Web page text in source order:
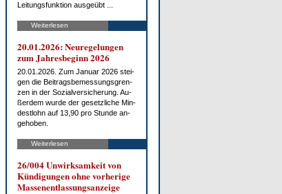
Lei­tungs­funk­ti­on aus­ge­übt ...
Weiterlesen
20.01.2026: Neu­re­ge­lun­gen
zum Jah­res­be­ginn 2026
20.01.2026. Zum Ja­nu­ar 2026 stei­
gen die Bei­trags­be­mes­sungs­gren­
zen in der So­zi­al­ver­si­che­rung. Au­
ßer­dem wur­de der ge­setz­li­che Min­
dest­lohn auf 13,90 pro St­un­de an­
ge­ho­ben.
Weiterlesen
26/004 Un­wirk­sam­keit von
Kün­di­gun­gen oh­ne vor­he­ri­ge
Mas­sen­ent­las­sungs­an­zei­ge